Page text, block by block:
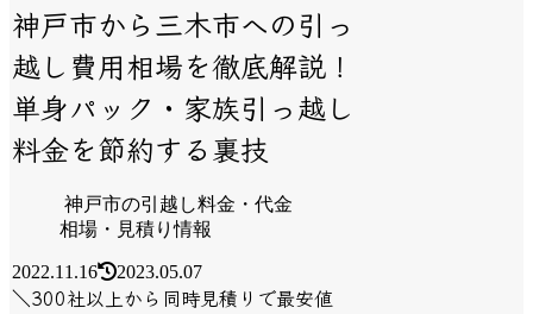
神戸市から三木市への引っ
越し費用相場を徹底解説！
単身パック・家族引っ越し
料金を節約する裏技
神戸市の引越し料金・代金
相場・見積り情報
2022.11.16 2023.05.07
＼300社以上から同時見積りで最安値